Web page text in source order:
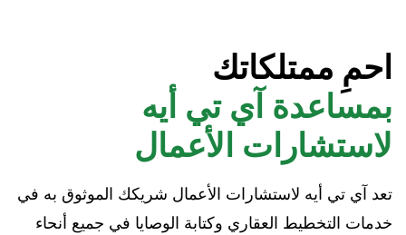
احمِ ممتلكاتك
بمساعدة آي تي أيه
لاستشارات الأعمال
تعد آي تي أيه لاستشارات الأعمال شريكك الموثوق به في
خدمات التخطيط العقاري وكتابة الوصايا في جميع أنحاء